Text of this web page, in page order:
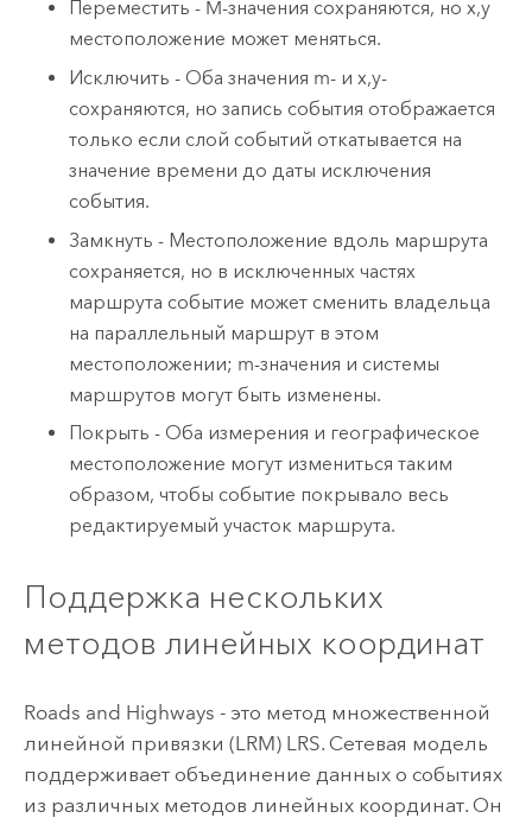
Переместить - M-значения сохраняются, но x,y
местоположение может меняться.
Исключить - Оба значения m- и x,y-
сохраняются, но запись события отображается
только если слой событий откатывается на
значение времени до даты исключения
события.
Замкнуть - Местоположение вдоль маршрута
сохраняется, но в исключенных частях
маршрута событие может сменить владельца
на параллельный маршрут в этом
местоположении; m-значения и системы
маршрутов могут быть изменены.
Покрыть - Оба измерения и географическое
местоположение могут измениться таким
образом, чтобы событие покрывало весь
редактируемый участок маршрута.
Поддержка нескольких
методов линейных координат
Roads and Highways - это метод множественной
линейной привязки (LRM) LRS. Сетевая модель
поддерживает объединение данных о событиях
из различных методов линейных координат. Он